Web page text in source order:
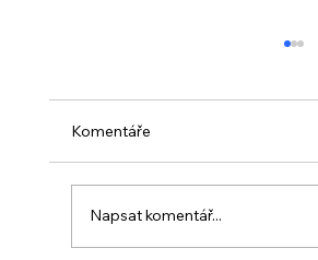
Komentáře
Napsat komentář...